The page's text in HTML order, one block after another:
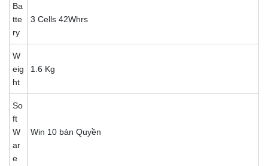
Ba
tte
ry
3 Cells 42Whrs
W
eig
ht
1.6 Kg
So
ft
W
ar
e
Win 10 bản Quyền